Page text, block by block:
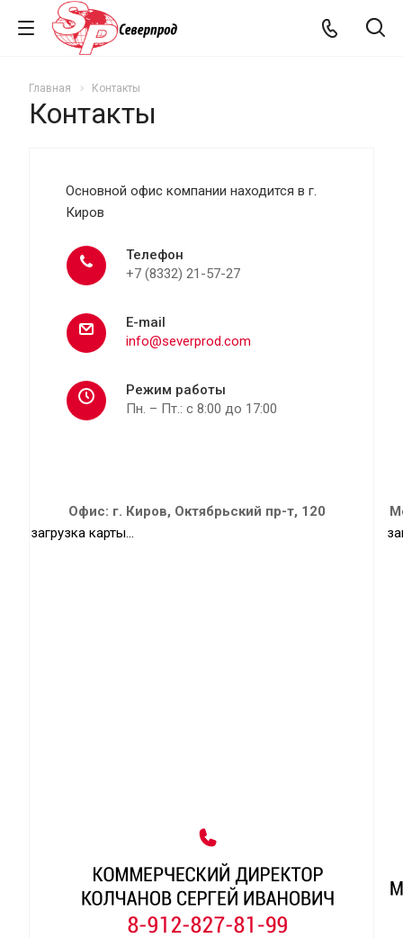
Главная Контакты
Контакты
Основной офис компании находится в г.
Киров
Телефон
+7 (8332) 21-57-27
E-mail
info@severprod.com
Режим работы
Пн. – Пт.: с 8:00 до 17:00
Офис: г. Киров, Октябрьский пр-т, 120
загрузка карты...